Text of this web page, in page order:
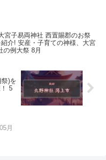
宮子易両神社 西置賜郡のお祭
紹介! 安産・子育ての神様、大宮
の例大祭 8月
祭)を
5
05月